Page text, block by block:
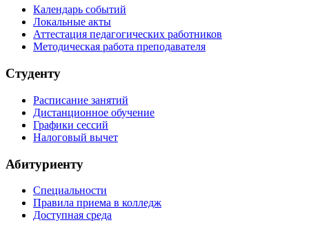
Календарь событий
Локальные акты
Аттестация педагогических работников
Методическая работа преподавателя
Студенту
Расписание занятий
Дистанционное обучение
Графики сессий
Налоговый вычет
Абитуриенту
Специальности
Правила приема в колледж
Доступная среда